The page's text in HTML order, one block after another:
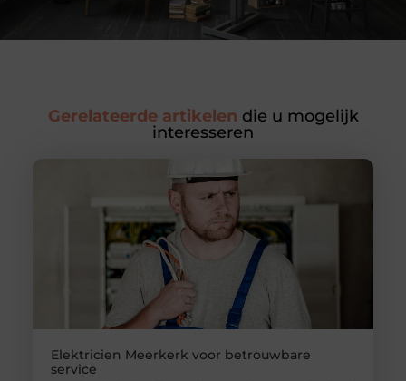
Gerelateerde artikelen die u mogelijk
interesseren
Elektricien Meerkerk voor betrouwbare
service